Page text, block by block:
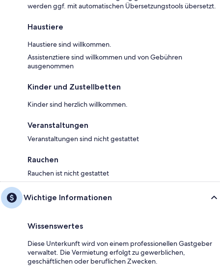
werden ggf. mit automatischen Übersetzungstools übersetzt.
Haustiere
Haustiere sind willkommen.
Assistenztiere sind willkommen und von Gebühren
ausgenommen
Kinder und Zustellbetten
Kinder sind herzlich willkommen.
Veranstaltungen
Veranstaltungen sind nicht gestattet
Rauchen
Rauchen ist nicht gestattet
Wichtige Informationen
Wissenswertes
Diese Unterkunft wird von einem professionellen Gastgeber
verwaltet. Die Vermietung erfolgt zu gewerblichen,
geschäftlichen oder beruflichen Zwecken.